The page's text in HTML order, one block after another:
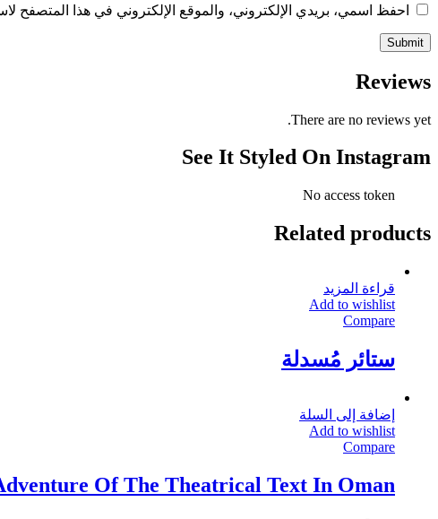
احفظ اسمي، بريدي الإلكتروني، والموقع الإلكتروني في هذا المتصفح
Reviews
There are no reviews yet.
See It Styled On Instagram
No access token
Related products
قراءة المزيد
Add to wishlist
Compare
ستائر مُسدلة
إضافة إلى السلة
Add to wishlist
Compare
Of The Theatrical Text In Oman